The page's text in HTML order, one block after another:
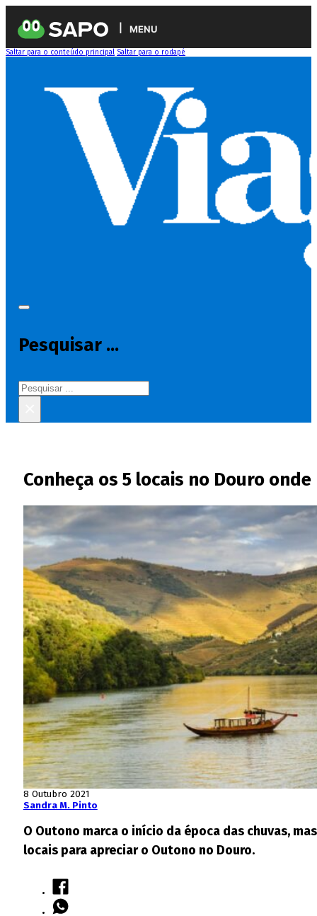
MENU
Saltar para o conteúdo principal Saltar para o rodapé
Pesquisar ...
Pesquisar
Conheça os 5 locais no Douro
8 Outubro 2021
Sandra M. Pinto
O Outono marca o início da época das chuvas,
locais para apreciar o Outono no Douro.